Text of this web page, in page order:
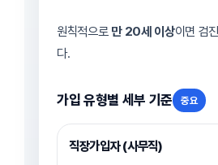
원칙적으로 만 20세 이상이면 검
다.
가입 유형별 세부 기준 중요
직장가입자 (사무직)